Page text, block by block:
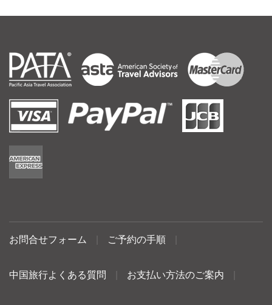
お問合せフォーム ご予約の手順
中国旅行よくある質問 お支払い方法のご案内